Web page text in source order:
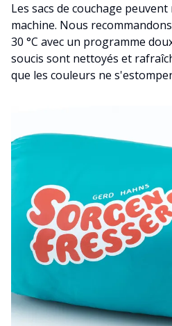
Les sacs de couchage
machine. Nous
30 °C avec un programme
soucis sont nettoyés et
que les couleurs ne